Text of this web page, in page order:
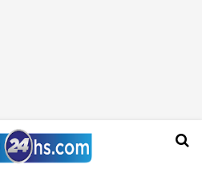
de agosto de 2026